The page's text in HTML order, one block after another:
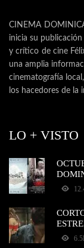
CINEMA
inicia su
y crítico de cine
una amplia
cinematografía
los hacedores de la
LO + VISTO